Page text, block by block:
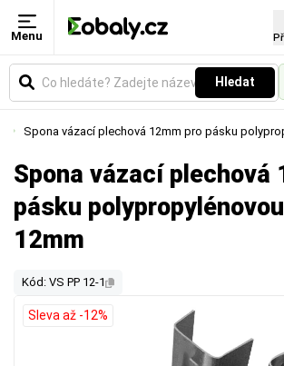
Menu
Hledat
Spona vázací plechová 12mm pro pásku
Spona vázací plechová
pásku
12mm
Kód: VS PP 12-1
Sleva až -12%